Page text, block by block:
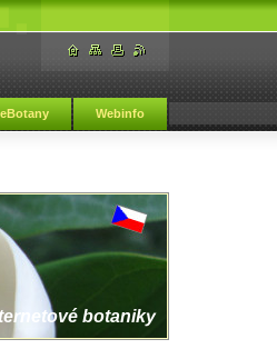
eBotany Webinfo
botaniky